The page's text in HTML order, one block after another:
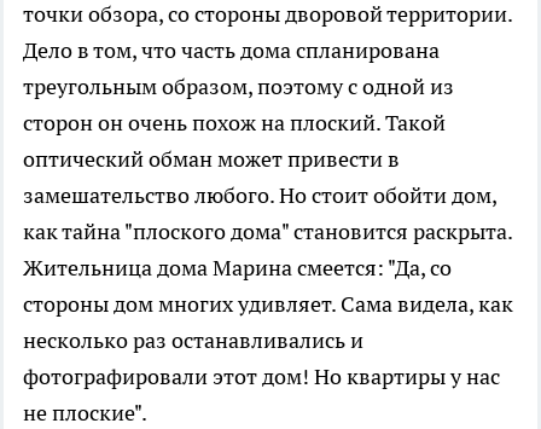
точки обзора, со стороны дворовой территории.
Дело в том, что часть дома спланирована
треугольным образом, поэтому с одной из
сторон он очень похож на плоский. Такой
оптический обман может привести в
замешательство любого. Но стоит обойти дом,
как тайна "плоского дома" становится раскрыта.
Жительница дома Марина смеется: "Да, со
стороны дом многих удивляет. Сама видела, как
несколько раз останавливались и
фотографировали этот дом! Но квартиры у нас
не плоские".